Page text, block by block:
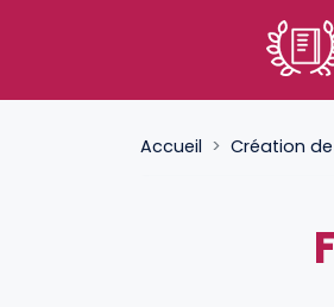
Accueil Création